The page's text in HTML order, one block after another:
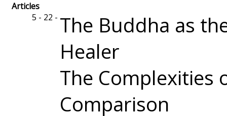
Articles
5 - 22 - The Buddha as
Healer
The Complexities
Comparison